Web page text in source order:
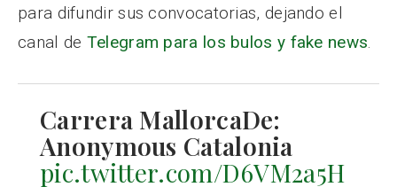
para difundir sus convocatorias, dejando el
canal de Telegram para los bulos y fake news.
Carrera MallorcaDe:
Anonymous Catalonia
pic.twitter.com/D6VM2a5H